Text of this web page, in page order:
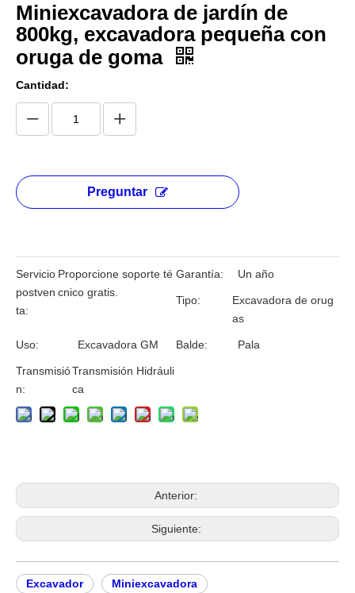
Miniexcavadora de jardín de
800kg, excavadora pequeña con
oruga de goma
Cantidad:
Preguntar
Servicio
postven
ta:
Proporcione soporte té
cnico gratis.
Garantía: Un año
Tipo:
Excavadora de orug
as
Uso: Excavadora GM Balde: Pala
Transmisió
n:
Transmisión Hidráuli
ca
Anterior:
Siguiente:
Excavador Miniexcavadora